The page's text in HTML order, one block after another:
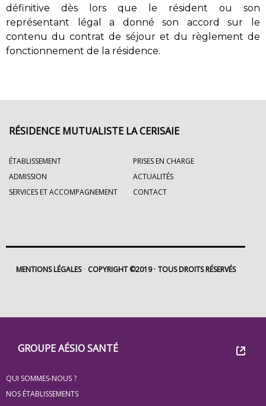
définitive dès lors que le résident ou son
représentant légal a donné son accord sur le
contenu du contrat de séjour et du règlement de
fonctionnement de la résidence.
Groupe
Eovi
pour
GROUPE AÉSIO SANTÉ
QUI SOMMES-NOUS ?
NOS ÉTABLISSEMENTS
RÉSIDENCE MUTUALISTE LA CERISAIE
ÉTABLISSEMENT
PRISES EN CHARGE
ADMISSION
ACTUALITÉS
SERVICES ET ACCOMPAGNEMENT
CONTACT
MENTIONS LÉGALES COPYRIGHT ©2019 TOUS DROITS RÉSERVÉS